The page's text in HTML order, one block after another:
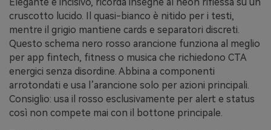
cruscotto lucido. Il quasi-bianco è nitido per i testi,
mentre il grigio mantiene cards e separatori discreti.
Questo schema nero rosso arancione funziona al meglio
per app fintech, fitness o musica che richiedono CTA
energici senza disordine. Abbina a componenti
arrotondati e usa l’arancione solo per azioni principali.
Consiglio: usa il rosso esclusivamente per alert e status
così non compete mai con il bottone principale.